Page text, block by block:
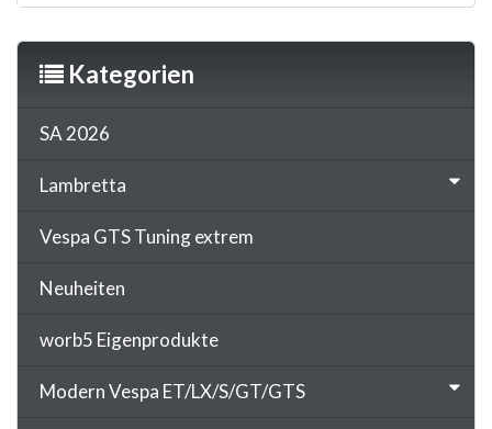
Kategorien
SA 2026
Lambretta
Vespa GTS Tuning extrem
Neuheiten
worb5 Eigenprodukte
Modern Vespa ET/LX/S/GT/GTS